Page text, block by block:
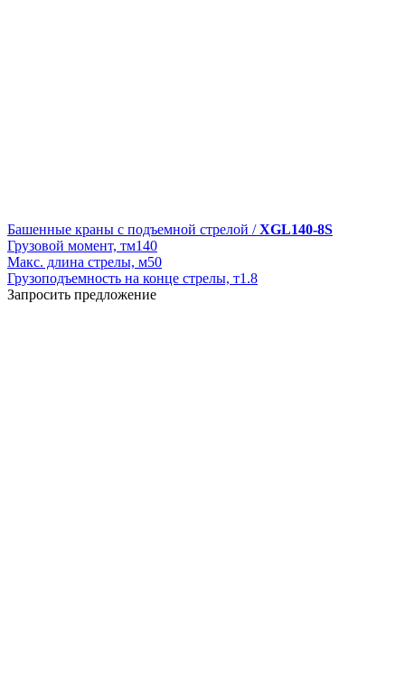
Башенные краны с подъемной стрелой /XGL140-8S
Грузовой момент, тм140
Макс. длина стрелы, м50
Грузоподъемность на конце стрелы, т1.8
Запросить предложение